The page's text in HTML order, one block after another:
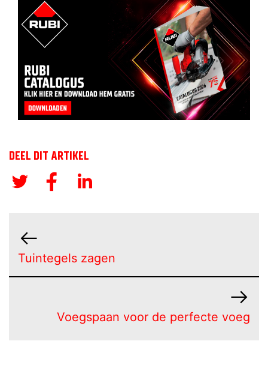
DEEL DIT ARTIKEL
Tuintegels zagen
Voegspaan voor de perfecte voeg